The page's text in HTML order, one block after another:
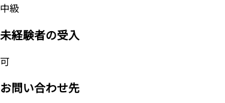
中級
未経験者の受入
可
お問い合わせ先